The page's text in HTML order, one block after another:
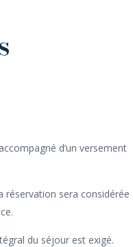
d’un versement
réservation sera considérée
du séjour est exigé.